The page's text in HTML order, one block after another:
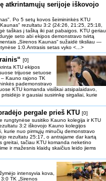
atkrintamųjų serijoje iškovojo
Po 5 setų kovos šeimininkės KTU
rezultatu 3:2 (24:26, 21:25, 25:18,
taškas į tašką iki pat pabaigos. KTU geriau
seto abi ekipos demonstravo tvirtą
„Sirenos Kaunas“ sužaidė tiksliau —
1:0.Antrasis setas vyko <...>
[0]
KTU ekipos
trijuose setuose
Kauno rajono TK
pademonstravo
KTU komanda visiškai atsipalaidavo,
ir gausiai susirinkę sirgaliai, kurie
pergale prieš KTU [0]
rungtynėse susitiko Kauno kolegija ir KTU
3:2 iškovojo Kauno kolegijos
kurie nuo pirmųjų minučių demonstravo
rezultatu 25:17, o antrajame dar kartą
greitai, tačiau KTU komanda neketino
ir mažesnis klaidų skaičius leido jiems
intensyvia kova,
TK „Sirenos